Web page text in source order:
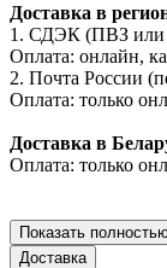
Доставка в
1. СДЭК (ПВЗ или
Оплата: онлайн,
2. Почта России
Оплата: только
Доставка в
Оплата: только
Показать
Доставка